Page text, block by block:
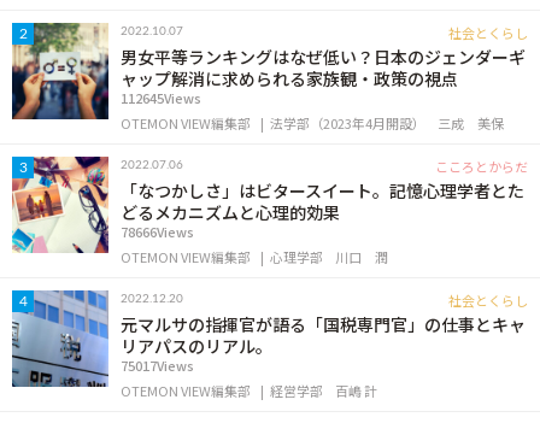
OTEMON VIEWについて
サイトポリシー
FOLLOW US
2 2022.10.07 社会とくらし
男女平等ランキングはなぜ低い？日本のジェンダーギ
ャップ解消に求められる家族観・政策の視点
112645Views
OTEMON VIEW編集部
法学部（2023年4月開設） 三成 美保
3 2022.07.06 こころとからだ
「なつかしさ」はビタースイート。記憶心理学者とた
どるメカニズムと心理的効果
78666Views
OTEMON VIEW編集部
心理学部 川口 潤
4 2022.12.20 社会とくらし
元マルサの指揮官が語る「国税専門官」の仕事とキャ
リアパスのリアル。
75017Views
OTEMON VIEW編集部
経営学部 百嶋 計